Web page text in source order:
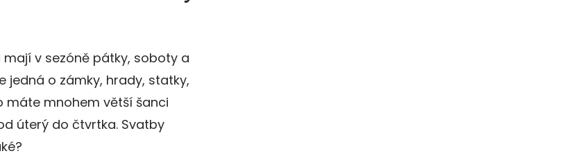
v sezóně pátky, soboty a
jedná o zámky, hrady, statky,
máte mnohem větší šanci
úterý do čtvrtka. Svatby